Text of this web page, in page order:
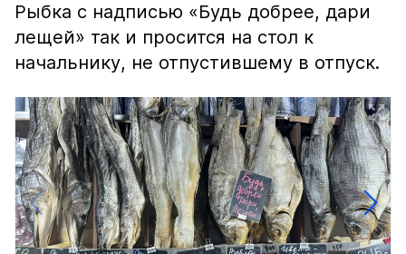
Рыбка с надписью «Будь добрее, дари
лещей» так и просится на стол к
начальнику, не отпустившему в отпуск.